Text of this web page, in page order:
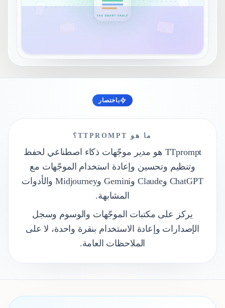
باختصار
ما هو TTPROMPT؟
TTprompt هو مدير موجّهات ذكاء اصطناعي لحفظ
وتنظيم وتحسين وإعادة استخدام الموجّهات مع
ChatGPT وClaude وGemini وMidjourney والأدوات
المشابهة.
يركز على مكتبات الموجّهات والوسوم وسجل
الإصدارات وإعادة الاستخدام بنقرة واحدة، لا على
الملاحظات العامة.